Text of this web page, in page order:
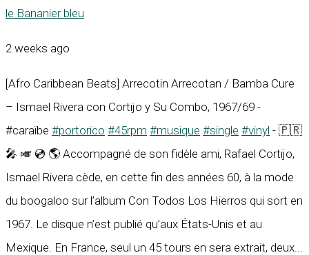
le Bananier bleu
2 weeks ago
[Afro Caribbean Beats] Arrecotin Arrecotan / Bamba Cure
– Ismael Rivera con Cortijo y Su Combo, 1967/69 -
#caraïbe #portorico #45rpm #musique #single #vinyl - 🇵🇷
🎤 🎺 💿 🌎 Accompagné de son fidèle ami, Rafael Cortijo,
Ismael Rivera cède, en cette fin des années 60, à la mode
du boogaloo sur l’album Con Todos Los Hierros qui sort en
1967. Le disque n’est publié qu’aux États-Unis et au
Mexique. En France, seul un 45 tours en sera extrait, deux...